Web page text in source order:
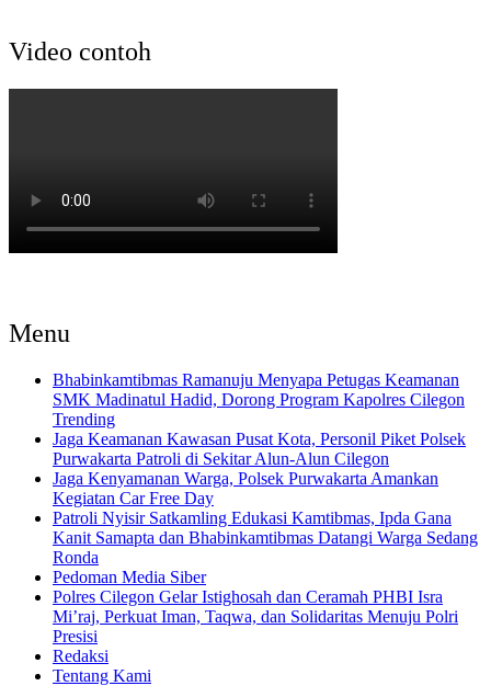
Video contoh
Menu
Bhabinkamtibmas Ramanuju Menyapa Petugas Keamanan
SMK Madinatul Hadid, Dorong Program Kapolres Cilegon
Trending
Jaga Keamanan Kawasan Pusat Kota, Personil Piket Polsek
Purwakarta Patroli di Sekitar Alun-Alun Cilegon
Jaga Kenyamanan Warga, Polsek Purwakarta Amankan
Kegiatan Car Free Day
Patroli Nyisir Satkamling Edukasi Kamtibmas, Ipda Gana
Kanit Samapta dan Bhabinkamtibmas Datangi Warga Sedang
Ronda
Pedoman Media Siber
Polres Cilegon Gelar Istighosah dan Ceramah PHBI Isra
Mi’raj, Perkuat Iman, Taqwa, dan Solidaritas Menuju Polri
Presisi
Redaksi
Tentang Kami